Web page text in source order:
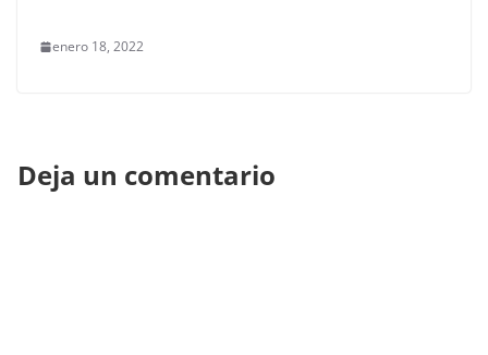
enero 18, 2022
Deja un comentario